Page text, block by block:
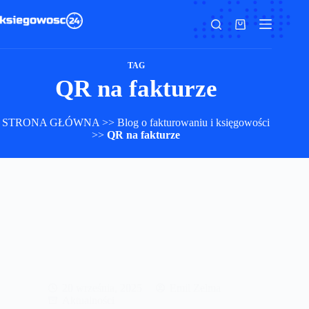
do
Koszyk
TAG
QR na fakturze
STRONA GŁÓWNA >>Blog o fakturowaniu i księgowości
>>QR na fakturze